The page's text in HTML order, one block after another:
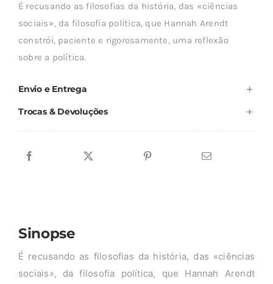
E
É recusando as filosofias da história, das «ciências
sociais», da filosofia política, que Hannah Arendt
constrói, paciente e rigorosamente, uma reflexão
sobre a política.
Envio e Entrega
Trocas & Devoluções
Sinopse
É recusando as filosofias da história, das «ciências
sociais», da filosofia política, que Hannah Arendt